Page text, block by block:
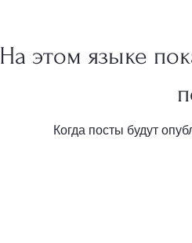
На этом языке
Когда посты будут